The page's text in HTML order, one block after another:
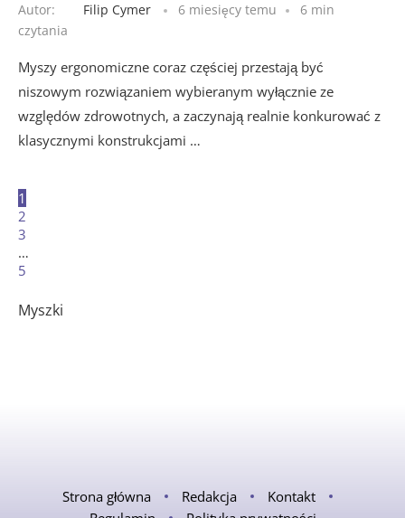
Autor: Filip Cymer 6 miesięcy temu
6 min
czytania
Myszy ergonomiczne coraz częściej przestają być
niszowym rozwiązaniem wybieranym wyłącznie ze
względów zdrowotnych, a zaczynają realnie konkurować z
klasycznymi konstrukcjami …
1
2
3
…
5
Myszki
Strona główna Redakcja
Kontakt